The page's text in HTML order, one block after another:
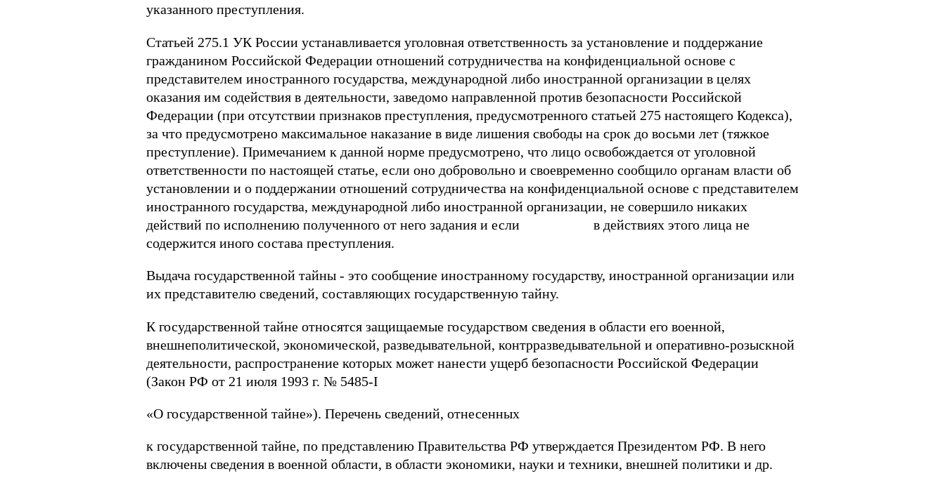
указанного преступления.
Статьей 275.1 УК России устанавливается уголовная ответственность за установление и поддержание
гражданином Российской Федерации отношений сотрудничества на конфиденциальной основе с
представителем иностранного государства, международной либо иностранной организации в целях
оказания им содействия в деятельности, заведомо направленной против безопасности Российской
Федерации (при отсутствии признаков преступления, предусмотренного статьей 275 настоящего Кодекса),
за что предусмотрено максимальное наказание в виде лишения свободы на срок до восьми лет (тяжкое
преступление). Примечанием к данной норме предусмотрено, что лицо освобождается от уголовной
ответственности по настоящей статье, если оно добровольно и своевременно сообщило органам власти об
установлении и о поддержании отношений сотрудничества на конфиденциальной основе с представителем
иностранного государства, международной либо иностранной организации, не совершило никаких
действий по исполнению полученного от него задания и если в действиях этого лица не
содержится иного состава преступления.
Выдача государственной тайны - это сообщение иностранному государству, иностранной организации или
их представителю сведений, составляющих государственную тайну.
К государственной тайне относятся защищаемые государством сведения в области его военной,
внешнеполитической, экономической, разведывательной, контрразведывательной и оперативно-розыскной
деятельности, распространение которых может нанести ущерб безопасности Российской Федерации
(Закон РФ от 21 июля 1993 г. № 5485-I
«О государственной тайне»). Перечень сведений, отнесенных
к государственной тайне, по представлению Правительства РФ утверждается Президентом РФ. В него
включены сведения в военной области, в области экономики, науки и техники, внешней политики и др.